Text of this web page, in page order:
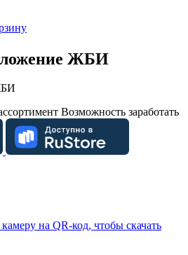
ЖБИ
Возможность заработать
на QR-код, чтобы скачать